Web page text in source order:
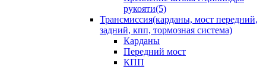
рукояти(5)
Трансмиссия(карданы, мост передний,
задний, кпп, тормозная система)
Карданы
Передний мост
КПП